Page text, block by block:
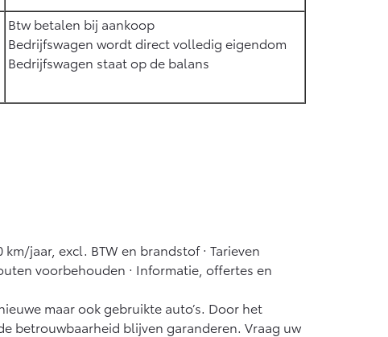
Btw betalen bij aankoop
Bedrijfswagen wordt direct volledig eigendom
Bedrijfswagen staat op de balans
jaar, excl. BTW en brandstof · Tarieven
voorbehouden · Informatie, offertes en
maar ook gebruikte auto’s. Door het
betrouwbaarheid blijven garanderen. Vraag uw